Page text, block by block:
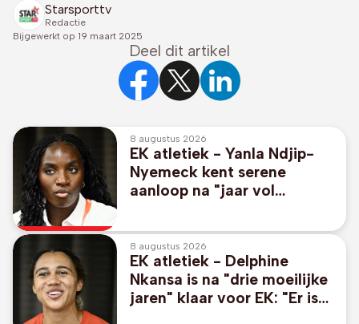
Starsporttv
Redactie
Bijgewerkt op 19 maart 2025
Deel dit artikel
8 augustus 2026
EK atletiek - Yanla Ndjip-
Nyemeck kent serene
aanloop na "jaar vol
8 augustus 2026
EK atletiek - Delphine
Nkansa is na "drie moeilijke
jaren" klaar voor EK: "Er is